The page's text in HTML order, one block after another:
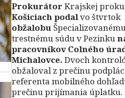
Prokurátor Krajskej
Košiciach podalvo štvrtok
obžalobu
trestnému súdu v Pezinku
pracovníkov Colného
Michalovce. Dvoch
obžaloval z prečinu
referenta mobilného
prečinu prijímania úplatku.